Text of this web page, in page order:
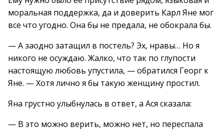
моральная поддержка, да и доверить Карл Яне мог
все что угодно. Она бы не предала, не обокрала бы.
— А заодно затащил в постель? Эх, нравы… Но я
никого не осуждаю. Жалко, что так по глупости
настоящую любовь упустила, — обратился Георг к
Яне. — Хотя лично я бы такую женщину простил.
Яна грустно улыбнулась в ответ, а Ася сказала:
— В это можно верить, можно нет, но переспала